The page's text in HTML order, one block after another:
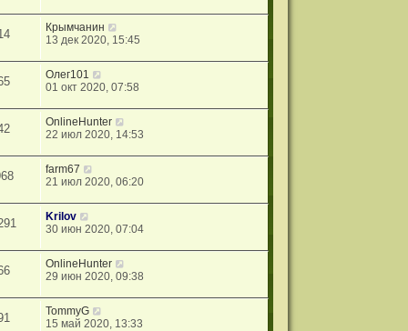
Крымчанин
13 дек 2020, 15:45
Олег101
01 окт 2020, 07:58
OnlineHunter
22 июл 2020, 14:53
farm67
21 июл 2020, 06:20
Krilov
30 июн 2020, 07:04
OnlineHunter
29 июн 2020, 09:38
TommyG
15 май 2020, 13:33